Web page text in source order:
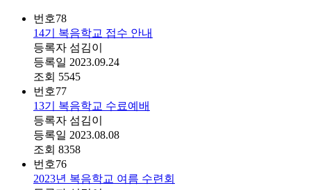
번호78
14기 복음학교 접수 안내
등록자 섬김이
등록일 2023.09.24
조회 5545
번호77
13기 복음학교 수료예배
등록자 섬김이
등록일 2023.08.08
조회 8358
번호76
2023년 복음학교 여름 수련회